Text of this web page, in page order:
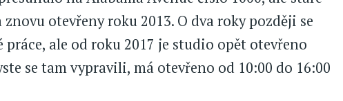
otevřeny roku 2013. O dva roky později se
ale od roku 2017 je studio opět otevřeno
se tam vypravili, má otevřeno od 10:00 do 16:00